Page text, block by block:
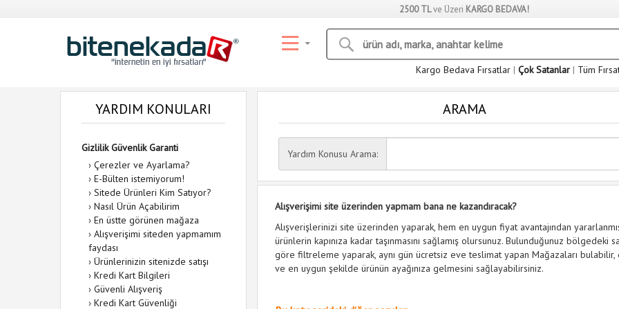
2500 TLve Üzeri KARGO BEDAVA!
Kargo Bedava Fırsatlar | Çok Satanlar | Tüm
YARDIM KONULARI
Gizlilik Güvenlik Garanti
› Çerezler ve Ayarlama?
› E-Bülten istemiyorum!
› Sitede Ürünleri Kim Satıyor?
› Nasıl Ürün Açabilirim
› En üstte görünen mağaza
› Alışverişimi siteden yapmamım
faydası
› Ürünlerinizin sitenizde satışı
› Kredi Kart Bilgileri
› Güvenli Alışveriş
› Kredi Kart Güvenliği
ARAMA
Yardım Konusu Arama:
Alışverişimi site üzerinden yapmam bana ne kazandıracak?
Alışverişlerinizi site üzerinden yaparak, hem en uygun fiyat avantajından
ürünlerin kapınıza kadar taşınmasını sağlamış olursunuz. Bulunduğunuz bölgedeki
göre filtreleme yaparak, aynı gün ücretsiz eve teslimat yapan Mağazaları bulabilir,
ve en uygun şekilde ürünün ayağınıza gelmesini sağlayabilirsiniz.